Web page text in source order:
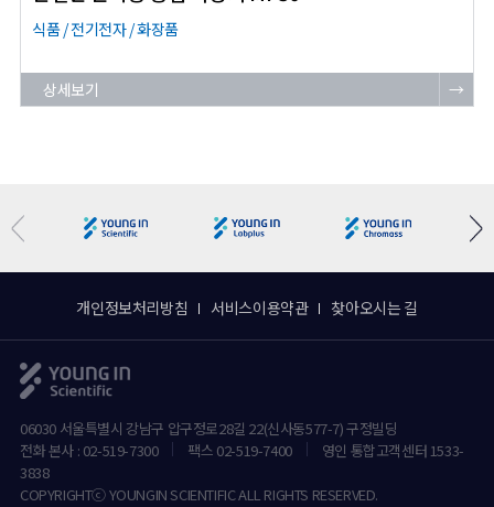
식품 / 전기전자 / 화장품
상세보기 →
개인정보처리방침 서비스이용약관 찾아오시는 길
06030 서울특별시 강남구 압구정로28길 22(신사동577-7) 구정빌딩
전화 본사 : 02-519-7300
팩스 02-519-7400
영인 통합고객센터 1533-
3838
COPYRIGHTⓒ YOUNGIN SCIENTIFIC ALL RIGHTS RESERVED.